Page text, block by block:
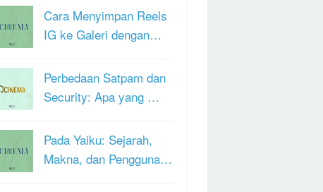
Cara Menyimpan Reels
IG ke Galeri dengan…
Perbedaan Satpam dan
Security: Apa yang …
Pada Yaiku: Sejarah,
Makna, dan Pengguna…